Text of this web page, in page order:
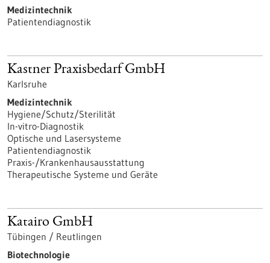
Medizintechnik
Patientendiagnostik
Kastner Praxisbedarf GmbH
Karlsruhe
Medizintechnik
Hygiene/Schutz/Sterilität
In-vitro-Diagnostik
Optische und Lasersysteme
Patientendiagnostik
Praxis-/Krankenhausausstattung
Therapeutische Systeme und Geräte
Katairo GmbH
Tübingen / Reutlingen
Biotechnologie